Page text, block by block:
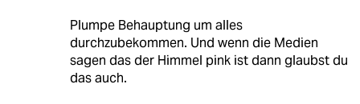
Plumpe Behauptung um alles
durchzubekommen. Und wenn die Medien
sagen das der Himmel pink ist dann glaubst du
das auch.